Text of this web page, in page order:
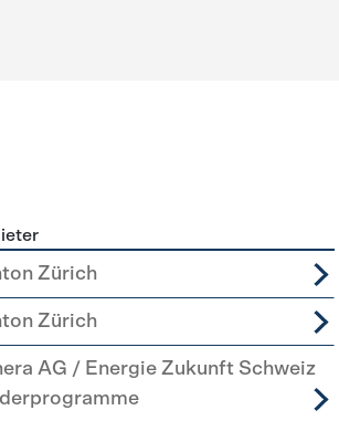
Zürich
Zürich
AG / Energie Zukunft Schweiz